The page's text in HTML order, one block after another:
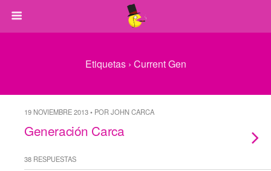
Etiquetas › Current Gen
19 NOVIEMBRE 2013 • POR JOHN CARCA
Generación Carca
38 RESPUESTAS